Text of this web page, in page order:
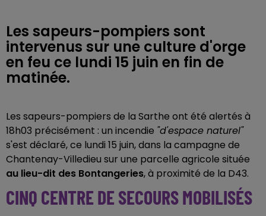
Les sapeurs-pompiers sont
intervenus sur une culture d'orge
en feu ce lundi 15 juin en fin de
matinée.
Les sapeurs-pompiers de la Sarthe ont été alertés à
18h03 précisément : un incendie "d'espace naturel"
s'est déclaré, ce lundi 15 juin, dans la campagne de
Chantenay-Villedieu sur une parcelle agricole située
au lieu-dit des Bontangeries, à proximité de la D43.
CINQ CENTRE DE SECOURS MOBILISÉS